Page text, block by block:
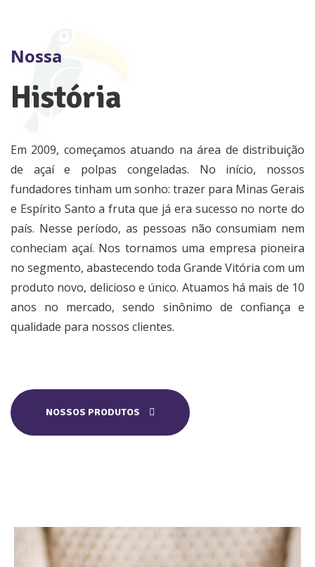
Nossa
História
Em 2009, começamos atuando na área de distribuição
de açaí e polpas congeladas. No início, nossos
fundadores tinham um sonho: trazer para Minas Gerais
e Espírito Santo a fruta que já era sucesso no norte do
país. Nesse período, as pessoas não consumiam nem
conheciam açaí. Nos tornamos uma empresa pioneira
no segmento, abastecendo toda Grande Vitória com um
produto novo, delicioso e único. Atuamos há mais de 10
anos no mercado, sendo sinônimo de confiança e
qualidade para nossos clientes.
NOSSOS PRODUTOS